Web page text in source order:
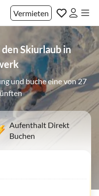
Vermieten
Skiurlaub in
und buche eine von 27
Aufenthalt Direkt
Buchen